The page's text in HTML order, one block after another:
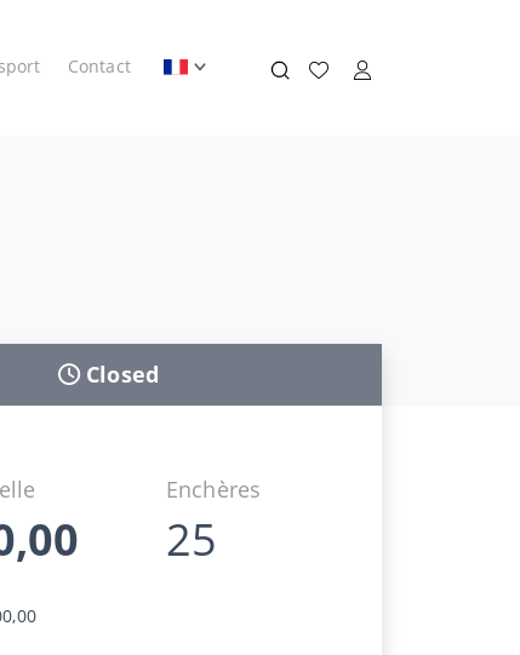
Contact
Closed
Enchères
25